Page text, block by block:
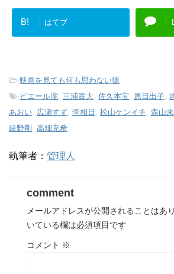
B! はてブ
-映画を見ても何も思わない猿
-ピエール瀧 三浦貴大 佐久本宝 原日出子
あおい 広瀬すず 李相日 松山ケンイチ 森山
綾野剛 高畑充希
執筆者： 管理人
comment
メールアドレスが公開されることはあ
いている欄は必須項目です
コメント ※